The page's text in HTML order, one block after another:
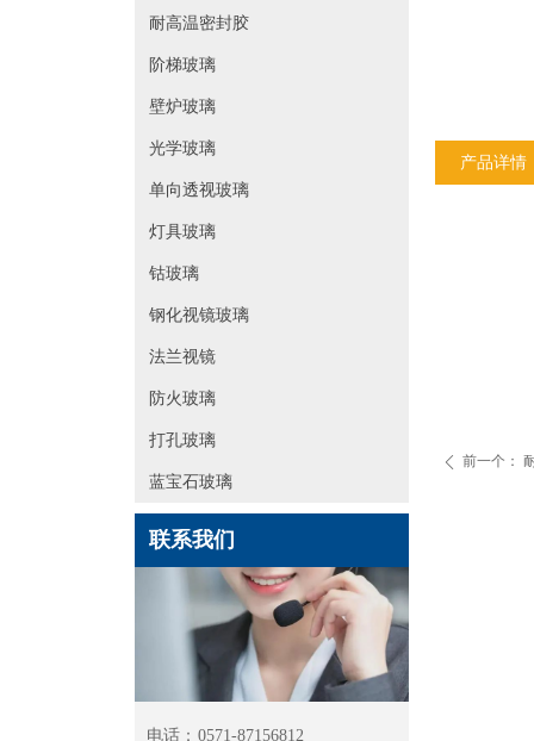
产品详情
ꄴ 前一个：
联系我们
电话： 0571-87156812
耐高温密封胶
阶梯玻璃
壁炉玻璃
光学玻璃
单向透视玻璃
灯具玻璃
钴玻璃
钢化视镜玻璃
法兰视镜
防火玻璃
打孔玻璃
蓝宝石玻璃